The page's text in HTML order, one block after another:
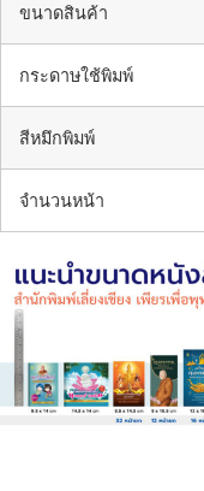
ขนาดสินค้า
กระดาษใช้พิมพ์
สีหมึกพิมพ์
จำนวนหน้า